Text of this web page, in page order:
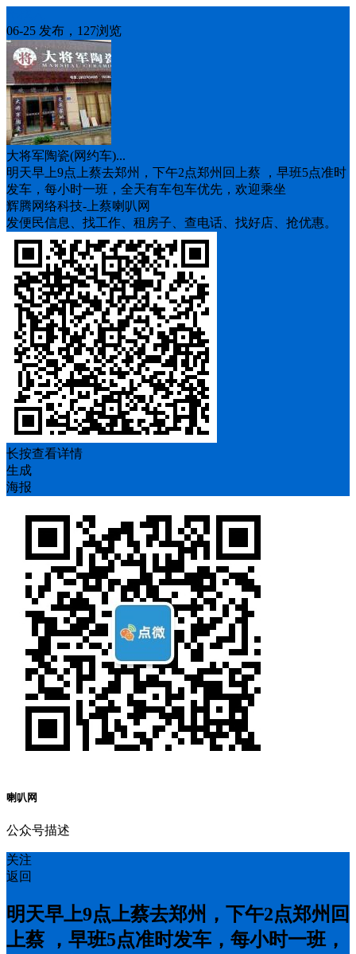
06-25 发布，127浏览
大将军陶瓷(网约车)...
明天早上9点上蔡去郑州，下午2点郑州回上蔡 ，早班5点准时
发车，每小时一班，全天有车包车优先，欢迎乘坐
辉腾网络科技-上蔡喇叭网
发便民信息、找工作、租房子、查电话、找好店、抢优惠。
长按查看详情
生成
海报
喇叭网
公众号描述
关注
返回
明天早上9点上蔡去郑州，下午2点郑州回
上蔡 ，早班5点准时发车，每小时一班，